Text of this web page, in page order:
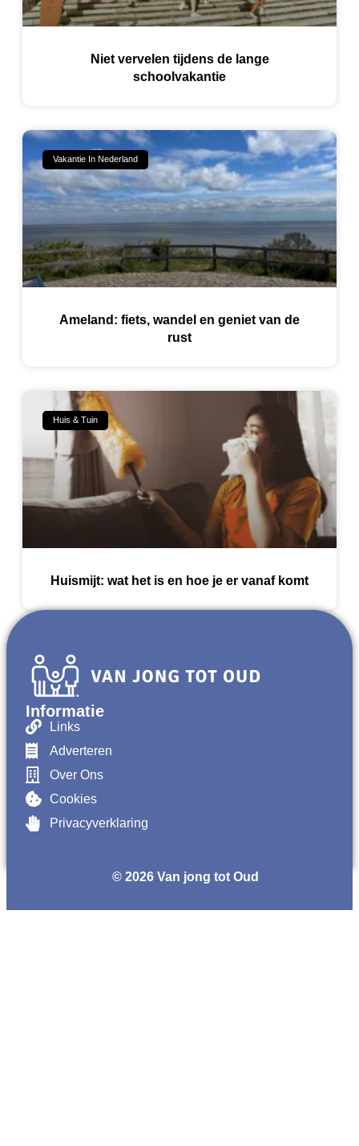
Niet vervelen tijdens de lange
schoolvakantie
Vakantie In Nederland
Ameland: fiets, wandel en geniet van de
rust
Huis & Tuin
Huismijt: wat het is en hoe je er vanaf komt
Informatie
Links
Adverteren
Over Ons
Cookies
Privacyverklaring
© 2026 Van jong tot Oud